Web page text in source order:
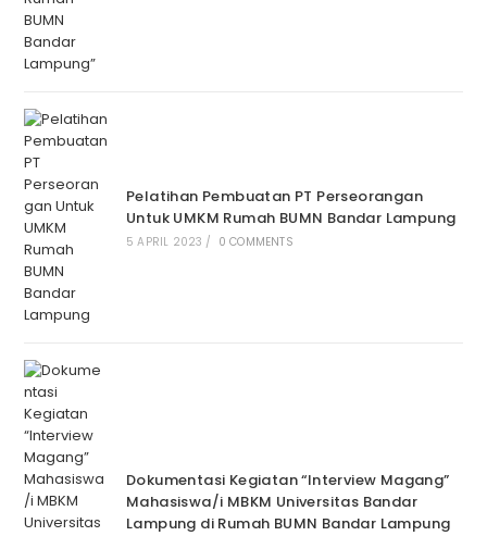
Pelatihan Pembuatan PT Perseorangan
Untuk UMKM Rumah BUMN Bandar Lampung
5 APRIL 2023 / 0 COMMENTS
Dokumentasi Kegiatan “Interview Magang”
Mahasiswa/i MBKM Universitas Bandar
Lampung di Rumah BUMN Bandar Lampung